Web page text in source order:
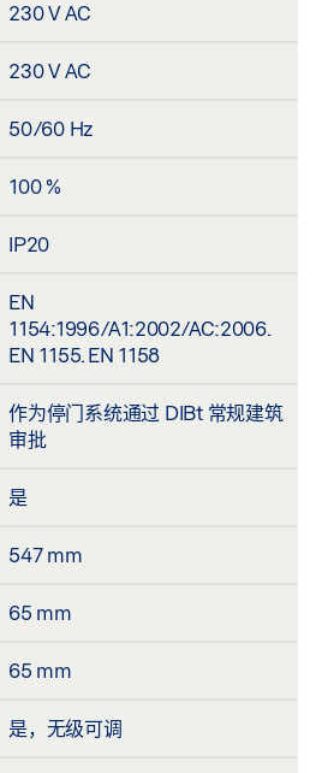
230 V AC
230 V AC
50/60 Hz
100 %
IP20
EN
1154:1996/A1:2002/AC:2006.
EN 1155. EN 1158
作为停门系统通过 DIBt 常规建筑
审批
是
547 mm
65 mm
65 mm
是，无级可调